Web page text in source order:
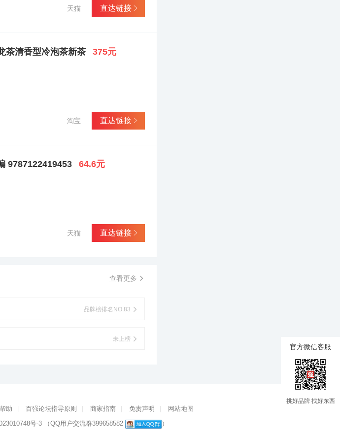
直达链接
天猫
茶清香型冷泡茶新茶 375元
直达链接
淘宝
9787122419453 64.6元
直达链接
天猫
查看更多
品牌榜排名NO.83
未上榜
助 百强论坛指导原则 商家指南 免责声明
网站地图
号-3（QQ用户交流群399658582 ）
官方微信客服
挑好品牌 找好东西